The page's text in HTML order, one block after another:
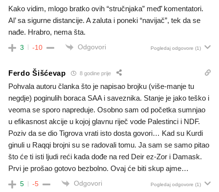
Kako vidim, mlogo bratko ovih “stručnjaka” međ’ komentatori.
Al’ sa sigurne distancije. A zaluta i poneki “navijač”, tek da se
nađe. Hrabro, nema šta.
3 -10 Odgovori Pogledaj odgovore (1)
Ferdo Šišćevap 8 godine prije
Pohvala autoru članka što je napisao brojku (više-manje tu
negdje) poginulih boraca SAA i saveznika. Stanje je jako teško i
veoma se sporo napreduje. Osobno sam od početka sumnjao
u efikasnost akcije u kojoj glavnu riječ vode Palestinci i NDF.
Poziv da se dio Tigrova vrati isto dosta govori… Kad su Kurdi
ginuli u Raqqi brojni su se radovali tomu. Ja sam se samo pitao
što će ti isti ljudi reći kada dođe na red Deir ez-Zor i Damask.
Prvi je prošao gotovo bezbolno. Ovaj će biti skup ajme…
5 -5 Odgovori Pogledaj odgovore (1)